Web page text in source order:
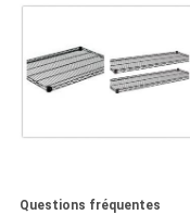
Questions fréquentes